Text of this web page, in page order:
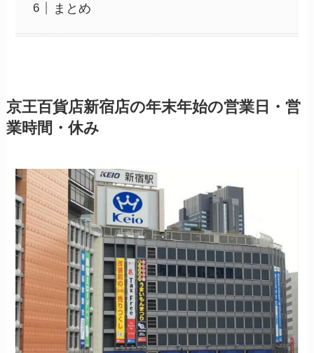
まとめ
京王百貨店新宿店の年末年始の営業日・営
業時間・休み